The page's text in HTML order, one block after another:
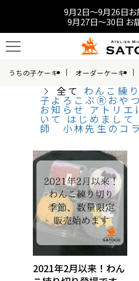
9月2日～9月26日
9月27日～30日 お
うちの子ケーキ オーダーケーキ
全て わんこ練
子よろこぶⓇおや
お知らせアトリ
いてはじめまして
師 小林先生のコ
2021年2月以来！わん